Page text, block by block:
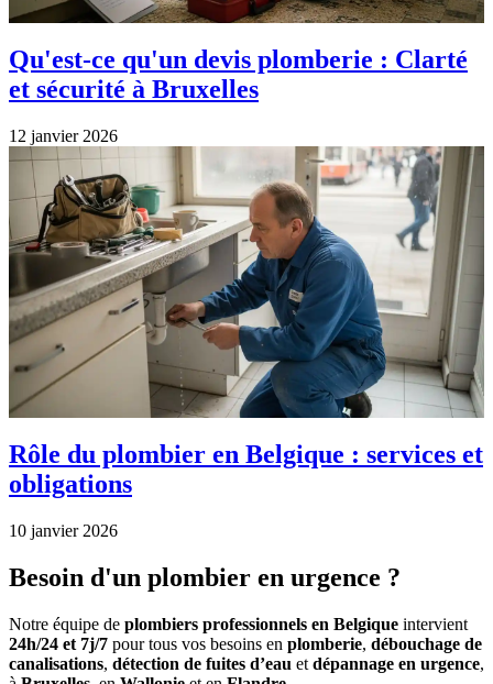
Qu'est-ce qu'un devis plomberie : Clarté
et sécurité à Bruxelles
12 janvier 2026
Rôle du plombier en Belgique : services et
obligations
10 janvier 2026
Besoin d'un plombier en urgence ?
Notre équipe de plombiers professionnels en Belgique intervient
24h/24 et 7j/7 pour tous vos besoins en plomberie, débouchage de
canalisations, détection de fuites d’eau et dépannage en urgence,